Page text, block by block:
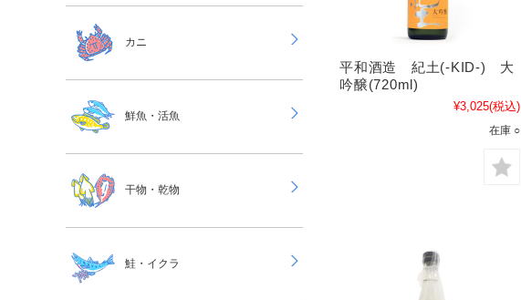
平和酒造 紀土(-KID-) 大
吟醸(720ml)
¥3,025(税込)
在庫 ○
カニ
鮮魚・活魚
干物・乾物
鮭・イクラ